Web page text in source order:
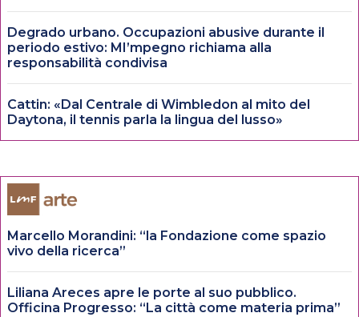
Degrado urbano. Occupazioni abusive durante il
periodo estivo: MI’mpegno richiama alla
responsabilità condivisa
Cattin: «Dal Centrale di Wimbledon al mito del
Daytona, il tennis parla la lingua del lusso»
Marcello Morandini: “la Fondazione come spazio
vivo della ricerca”
Liliana Areces apre le porte al suo pubblico.
Officina Progresso: “La città come materia prima”